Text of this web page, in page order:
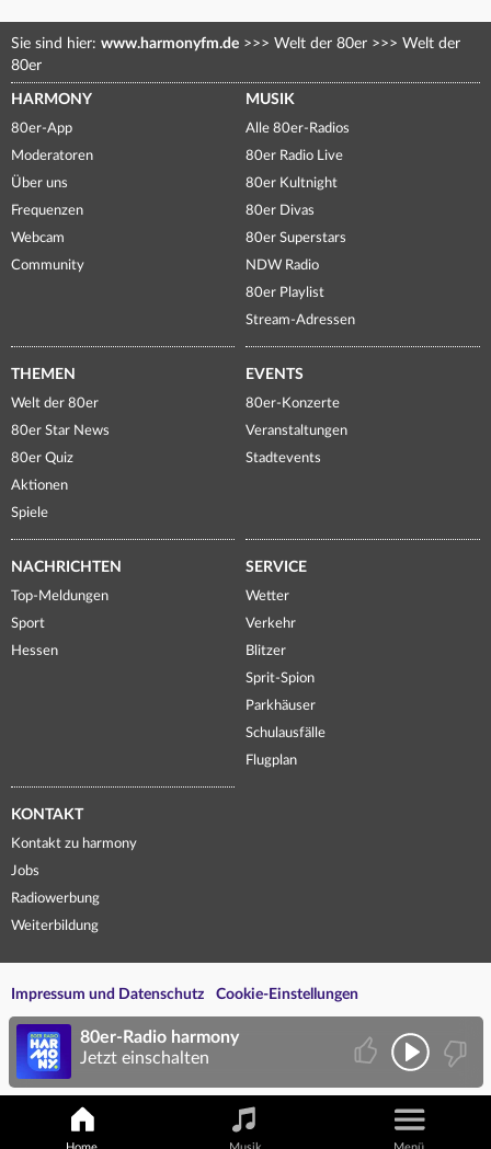
Sie sind hier: www.harmonyfm.de >>> Welt der 80er >>> Welt der
80er
HARMONY
80er-App
Moderatoren
Über uns
Frequenzen
Webcam
Community
MUSIK
Alle 80er-Radios
80er Radio Live
80er Kultnight
80er Divas
80er Superstars
NDW Radio
80er Playlist
Stream-Adressen
THEMEN
Welt der 80er
80er Star News
80er Quiz
Aktionen
Spiele
EVENTS
80er-Konzerte
Veranstaltungen
Stadtevents
NACHRICHTEN
Top-Meldungen
Sport
Hessen
SERVICE
Wetter
Verkehr
Blitzer
Sprit-Spion
Parkhäuser
Schulausfälle
Flugplan
KONTAKT
Kontakt zu harmony
Jobs
Radiowerbung
Weiterbildung
Impressum und Datenschutz Cookie-Einstellungen
80er-Radio harmony
Jetzt einschalten